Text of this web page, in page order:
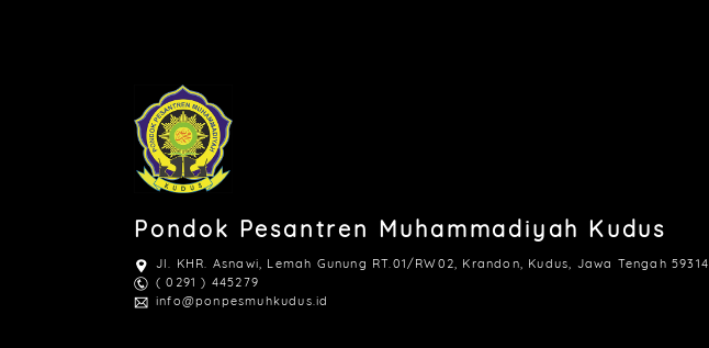
Pondok Pesantren Muhammadiyah Kudus
Jl. KHR. Asnawi, Lemah Gunung RT.01/RW02, Krandon, Kudus, Jawa Tengah 59314
( 0291 ) 445279
info@ponpesmuhkudus.id